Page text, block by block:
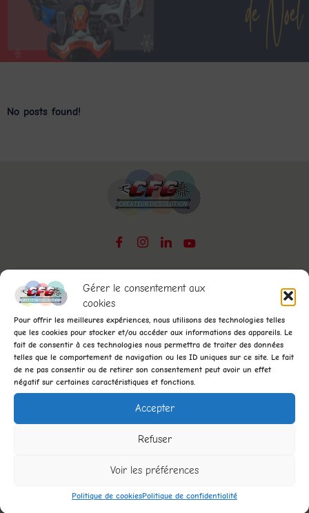
Gérer le consentement aux
cookies
Pour offrir les meilleures expériences, nous utilisons des technologies telles
que les cookies pour stocker et/ou accéder aux informations des appareils. Le
fait de consentir à ces technologies nous permettra de traiter des données
telles que le comportement de navigation ou les ID uniques sur ce site. Le fait
de ne pas consentir ou de retirer son consentement peut avoir un effet
négatif sur certaines caractéristiques et fonctions.
Accepter
Refuser
Voir les préférences
Politique de cookiesPolitique de confidentialité
No posts found!
NOS HORAIRES
Hors vacances scolaires :
Mercredis, samedis et dimanches, de
9h à 12h et de 14h à 18h.
Vacances scolaires :Mardi à dimanche, de 9h à 12h et de 14h à
18h.
CONTACTEZ-NOUS
0692 725 584
Email :contact@cfg.re
Politique de remboursement